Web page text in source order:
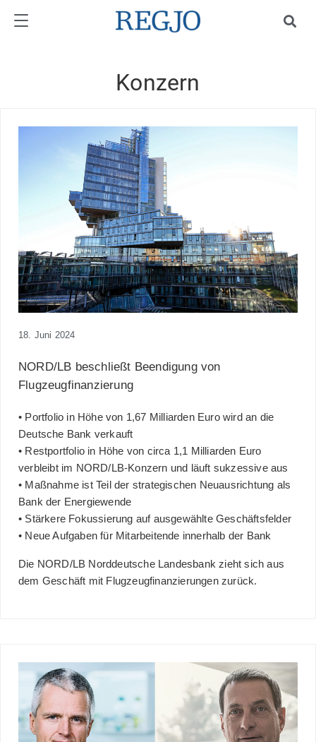
Konzern
18. Juni 2024
NORD/LB beschließt Beendigung von
Flugzeugfinanzierung
• Portfolio in Höhe von 1,67 Milliarden Euro wird an die
Deutsche Bank verkauft
• Restportfolio in Höhe von circa 1,1 Milliarden Euro
verbleibt im NORD/LB-Konzern und läuft sukzessive aus
• Maßnahme ist Teil der strategischen Neuausrichtung als
Bank der Energiewende
• Stärkere Fokussierung auf ausgewählte Geschäftsfelder
• Neue Aufgaben für Mitarbeitende innerhalb der Bank
Die NORD/LB Norddeutsche Landesbank zieht sich aus
dem Geschäft mit Flugzeugfinanzierungen zurück.